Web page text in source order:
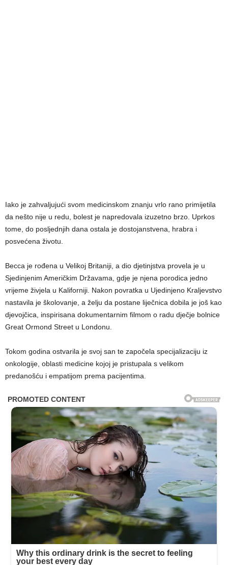
Iako je zahvaljujući svom medicinskom znanju vrlo rano primijetila
da nešto nije u redu, bolest je napredovala izuzetno brzo. Uprkos
tome, do posljednjih dana ostala je dostojanstvena, hrabra i
posvećena životu.
Becca je rođena u Velikoj Britaniji, a dio djetinjstva provela je u
Sjedinjenim Američkim Državama, gdje je njena porodica jedno
vrijeme živjela u Kaliforniji. Nakon povratka u Ujedinjeno Kraljevstvo
nastavila je školovanje, a želju da postane liječnica dobila je još kao
djevojčica, inspirisana dokumentarnim filmom o radu dječje bolnice
Great Ormond Street u Londonu.
Tokom godina ostvarila je svoj san te započela specijalizaciju iz
onkologije, oblasti medicine kojoj je pristupala s velikom
predanošću i empatijom prema pacijentima.